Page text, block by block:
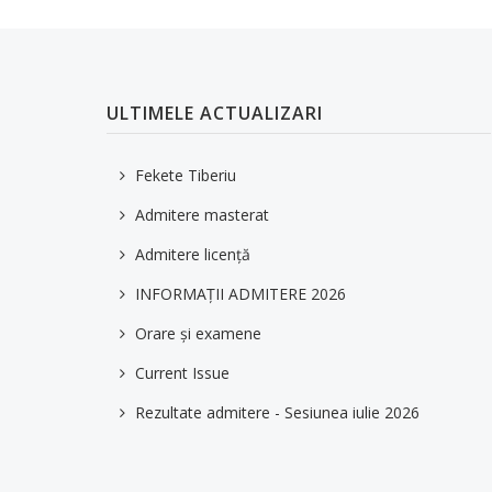
ULTIMELE ACTUALIZARI
Fekete Tiberiu
Admitere masterat
Admitere licență
INFORMAȚII ADMITERE 2026
Orare și examene
Current Issue
Rezultate admitere - Sesiunea iulie 2026